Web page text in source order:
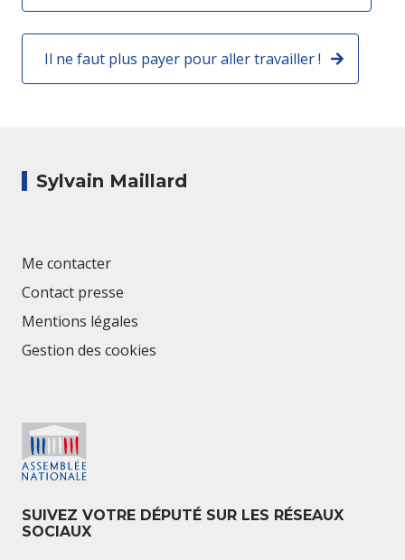
Il ne faut plus payer pour aller travailler !
Sylvain Maillard
Me contacter
Contact presse
Mentions légales
Gestion des cookies
SUIVEZ VOTRE DÉPUTÉ SUR LES RÉSEAUX
SOCIAUX